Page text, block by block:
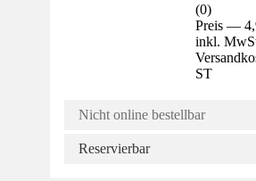
(0)
Preis —
inkl.
ST
Nicht online bestellbar
Reservierbar